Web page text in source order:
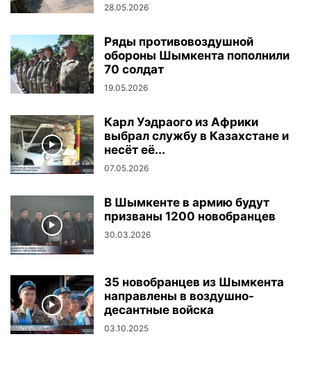
28.05.2026
Ряды противовоздушной
обороны Шымкента пополнили
70 солдат
19.05.2026
Карл Уэдраого из Африки
выбрал службу в Казахстане и
несёт её...
07.05.2026
В Шымкенте в армию будут
призваны 1200 новобранцев
30.03.2026
35 новобранцев из Шымкента
направлены в воздушно-
десантные войска
03.10.2025